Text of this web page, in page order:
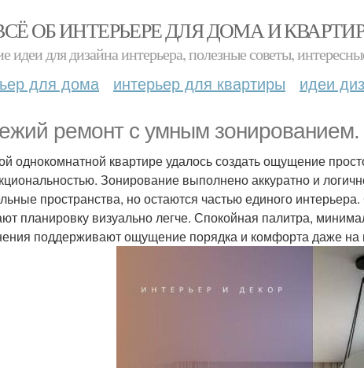
ОБ ИНТЕРЬЕРЕ ДЛЯ ДОМА И
идеи для дизайна интерьера, полезные советы,
для дома интерьер для квартиры идеи
ремонт с умным зонированием.
однокомнатной квартире удалось создать ощущение
Зонирование выполнено аккуратно и
пространства, но остаются частью единого
планировку визуально легче. Спокойная палитра,
поддерживают ощущение порядка и комфорта даже